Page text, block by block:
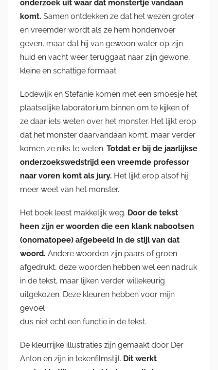
onderzoek uit waar dat monstertje vandaan
komt. Samen ontdekken ze dat het wezen groter
en vreemder wordt als ze hem hondenvoer
geven, maar dat hij van gewoon water op zijn
huid en vacht weer teruggaat naar zijn gewone,
kleine en schattige formaat.
Lodewijk en Stefanie komen met een smoesje het
plaatselijke laboratorium binnen om te kijken of
ze daar iets weten over het monster. Het lijkt erop
dat het monster daarvandaan komt, maar verder
komen ze niks te weten. Totdat er bij de jaarlijkse
onderzoekswedstrijd een vreemde professor
naar voren komt als jury. Het lijkt erop alsof hij
meer weet van het monster.
Het boek leest makkelijk weg. Door de tekst
heen zijn er woorden die een klank nabootsen
(onomatopee) afgebeeld in de stijl van dat
woord. Andere woorden zijn paars of groen
afgedrukt, deze woorden hebben wel een nadruk
in de tekst, maar lijken verder willekeurig
uitgekozen. Deze kleuren hebben voor mijn
gevoel
dus niet echt een functie in de tekst.
De kleurrijke illustraties zijn gemaakt door Der
Anton en zijn in tekenfilmstijl. Dit werkt